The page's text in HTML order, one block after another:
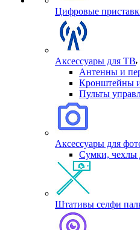
Цифровые
Аксессуары для ТВ
Антенны и
Кронштейны
Пульты
Аксессуары для
Сумки, чехлы
Штативы селфи